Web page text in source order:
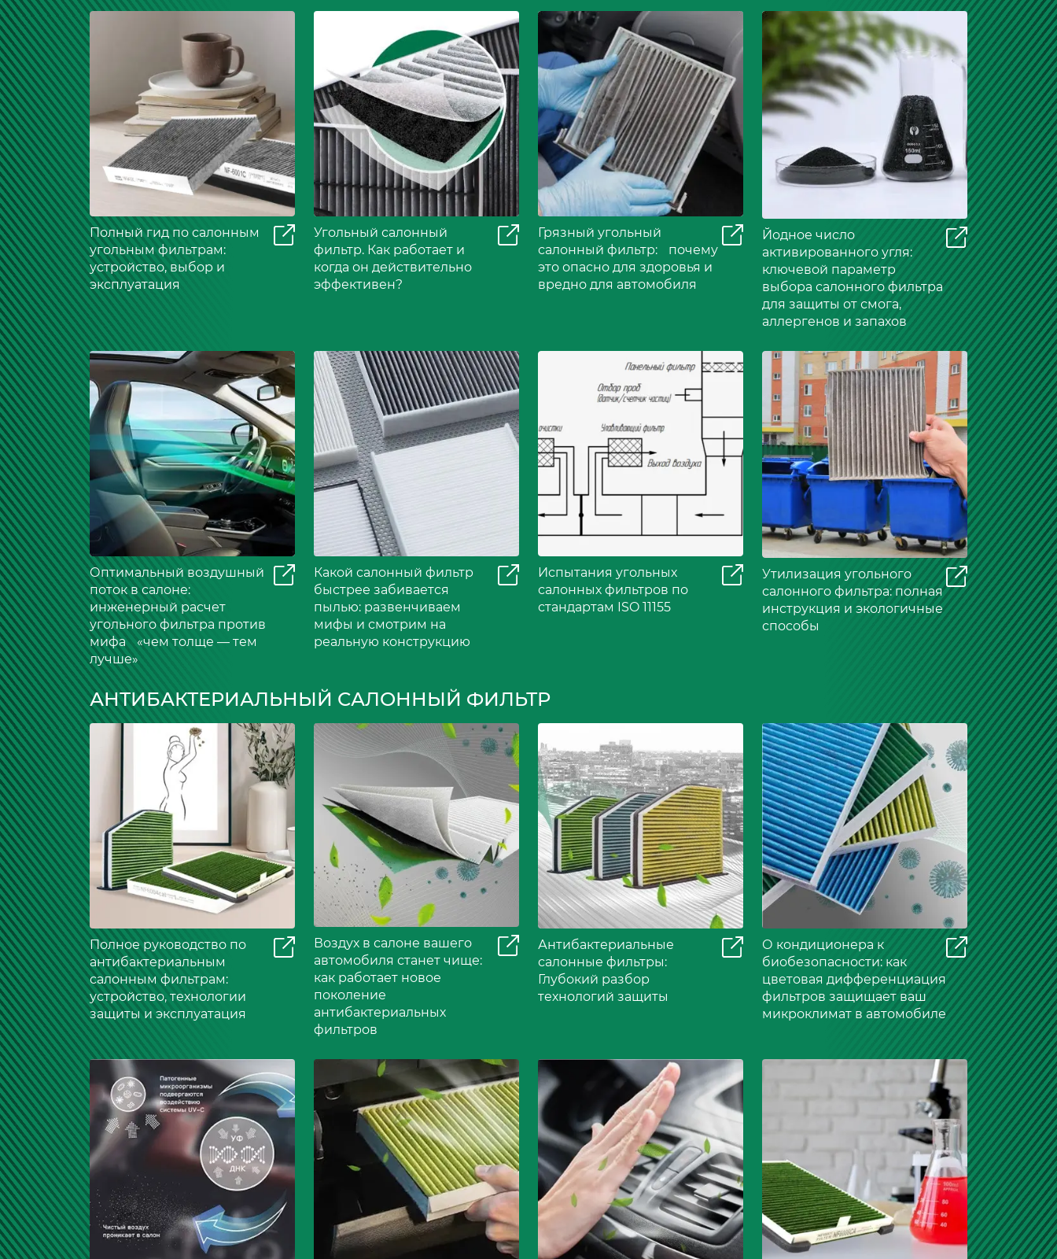
Полный гид по салонным
угольным фильтрам:
устройство, выбор и
эксплуатация
Угольный салонный
фильтр. Как работает и
когда он действительно
эффективен?
Грязный угольный
салонный фильтр: почему
это опасно для здоровья и
вредно для автомобиля
Йодное число
активированного угля:
ключевой параметр
выбора салонного фильтра
для защиты от смога,
аллергенов и запахов
Оптимальный воздушный
поток в салоне:
инженерный расчет
угольного фильтра против
мифа «чем толще — тем
лучше»
Какой салонный фильтр
быстрее забивается
пылью: развенчиваем
мифы и смотрим на
реальную конструкцию
Испытания угольных
салонных фильтров по
стандартам ISO 11155
Утилизация угольного
салонного фильтра: полная
инструкция и экологичные
способы
АНТИБАКТЕРИАЛЬНЫЙ САЛОННЫЙ ФИЛЬТР
Полное руководство по
антибактериальным
салонным фильтрам:
устройство, технологии
защиты и эксплуатация
Воздух в салоне вашего
автомобиля станет чище:
как работает новое
поколение
антибактериальных
фильтров
Антибактериальные
салонные фильтры:
Глубокий разбор
технологий защиты
О кондиционера к
биобезопасности: как
цветовая дифференциация
фильтров защищает ваш
микроклимат в автомобиле